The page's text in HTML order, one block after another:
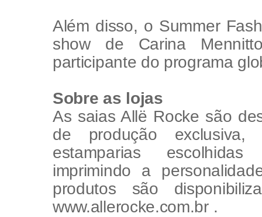
Além disso, o Summer
show de Carina
participante do programa
Sobre as lojas
As saias Allë Rocke são
de produção
estamparias escolhidas
imprimindo a
produtos são
www.allerocke.com.br .